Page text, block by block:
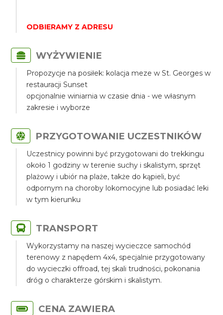
ODBIERAMY Z ADRESU
WYŻYWIENIE
Propozycje na posiłek: kolacja meze w St. Georges w
restauracji Sunset
opcjonalnie winiarnia w czasie dnia - we własnym
zakresie i wyborze
PRZYGOTOWANIE UCZESTNIKÓW
Uczestnicy powinni być przygotowani do trekkingu
około 1 godziny w terenie suchy i skalistym, sprzęt
plażowy i ubiór na plaże, także do kąpieli, być
odpornym na choroby lokomocyjne lub posiadać leki
w tym kierunku
TRANSPORT
Wykorzystamy na naszej wycieczce samochód
terenowy z napędem 4x4, specjalnie przygotowany
do wycieczki offroad, tej skali trudności, pokonania
dróg o charakterze górskim i skalistym.
CENA ZAWIERA